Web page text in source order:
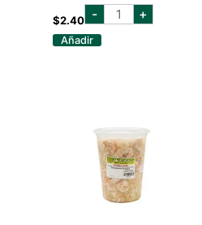
$2.40 - CANASTITAS
PARA +
Añadir